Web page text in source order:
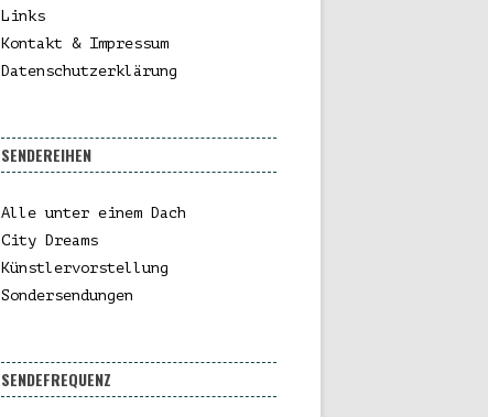
Links
Kontakt & Impressum
Datenschutzerklärung
SENDEREIHEN
Alle unter einem Dach
City Dreams
Künstlervorstellung
Sondersendungen
SENDEFREQUENZ